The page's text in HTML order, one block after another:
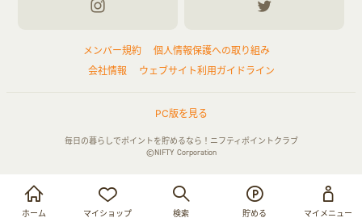
お買い物・サービス利用で貯める
ログイン
ホーム マイショップ 検索 貯める マイメニュー
メンバー規約
個人情報保護への取り組み
会社情報
ウェブサイト利用ガイドライン
PC版を見る
毎日の暮らしでポイントを貯めるなら！ニフティポイントクラブ
©NIFTY Corporation